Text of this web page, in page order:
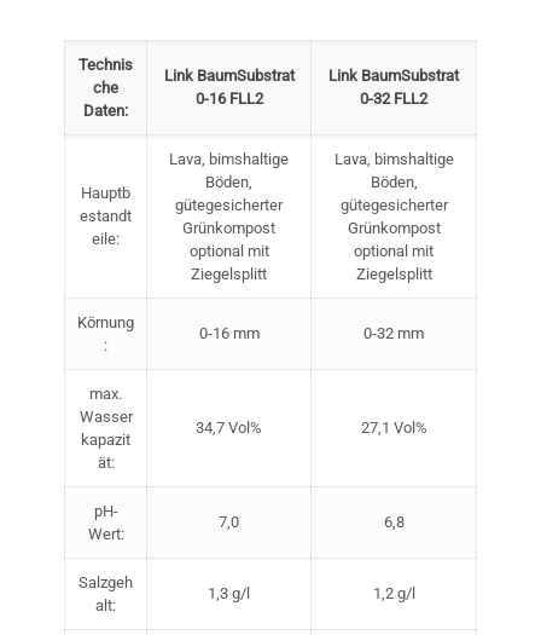
Technis
che
Daten:
Link BaumSubstrat
0-16 FLL2
Link BaumSubstrat
0-32 FLL2
Hauptb
estandt
eile:
Lava, bimshaltige
Böden,
gütegesicherter
Grünkompost
optional mit
Ziegelsplitt
Lava, bimshaltige
Böden,
gütegesicherter
Grünkompost
optional mit
Ziegelsplitt
Körnung
:
0-16 mm 0-32 mm
max.
Wasser
kapazit
ät:
34,7 Vol% 27,1 Vol%
pH-
Wert:
7,0 6,8
Salzgeh
alt:
1,3 g/l 1,2 g/l